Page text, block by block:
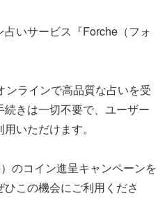
いサービス『Forche（フォ
ンラインで高品質な占いを受
きは一切不要で、ユーザー
いただけます。
のコイン進呈キャンペーンを
この機会にご利用くださ